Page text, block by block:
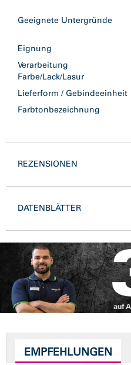
Geeignete Untergründe
Eignung
Verarbeitung
Farbe/Lack/Lasur
Lieferform / Gebindeeinheit
Farbtonbezeichnung
REZENSIONEN
DATENBLÄTTER
EMPFEHLUNGEN